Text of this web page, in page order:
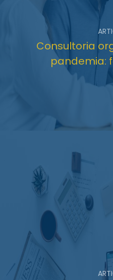
Consultoria
pandemia: